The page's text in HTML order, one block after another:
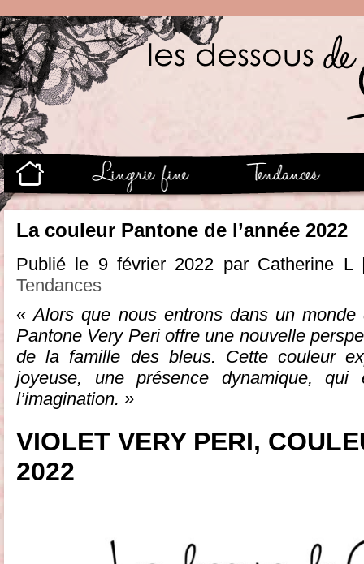
La couleur Pantone de l’année 2022
Publié le 9 février 2022 par Catherine
Tendances
« Alors que nous entrons dans un
Pantone Very Peri offre une nouvelle
de la famille des bleus. Cette couleur
joyeuse, une présence dynamique, qui
l’imagination. »
VIOLET VERY PERI,
2022